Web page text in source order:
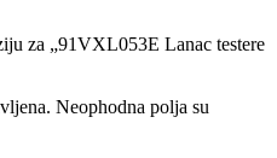
za „91VXL053E Lanac testere
Neophodna polja su